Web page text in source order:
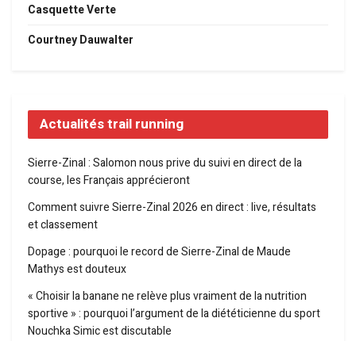
Casquette Verte
Courtney Dauwalter
Actualités trail running
Sierre-Zinal : Salomon nous prive du suivi en direct de la
course, les Français apprécieront
Comment suivre Sierre-Zinal 2026 en direct : live, résultats
et classement
Dopage : pourquoi le record de Sierre-Zinal de Maude
Mathys est douteux
« Choisir la banane ne relève plus vraiment de la nutrition
sportive » : pourquoi l’argument de la diététicienne du sport
Nouchka Simic est discutable